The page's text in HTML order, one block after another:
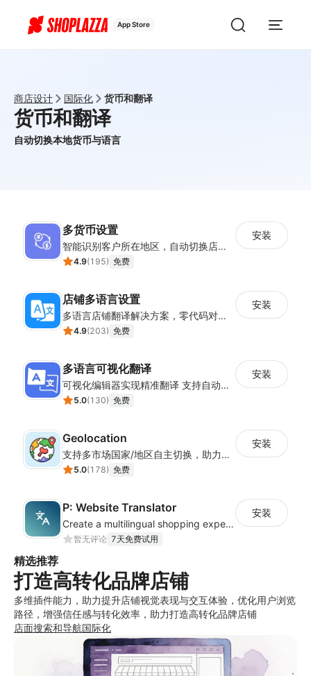
App Store
商店设计 国际化 货币和翻译
货币和翻译
自动切换本地货币与语言
多货币设置
智能识别客户所在地区，自动切换店铺货币展示
4.9(195) 免费
安装
店铺多语言设置
多语言店铺翻译解决方案，零代码对接全球消费者
4.9(203) 免费
安装
多语言可视化翻译
可视化编辑器实现精准翻译 支持自动翻译与人工校对
5.0(130) 免费
安装
Geolocation
支持多市场国家/地区自主切换，助力店铺全球化运营
5.0(178) 免费
安装
P: Website Translator
Create a multilingual shopping experience with customizable language switchers
暂无评论 7天免费试用
安装
精选推荐
打造高转化品牌店铺
多维插件能力，助力提升店铺视觉表现与交互体验，优化用户浏览
路径，增强信任感与转化效率，助力打造高转化品牌店铺
店面搜索和导航国际化